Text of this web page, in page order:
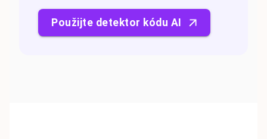
Použijte detektor kódu AI